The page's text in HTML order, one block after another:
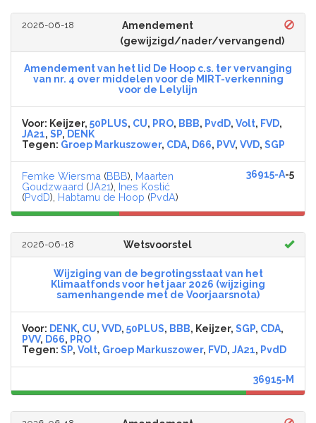
2026-06-18
Amendement
(gewijzigd/nader/vervangend)
Amendement van het lid De Hoop c.s. ter vervanging
van nr. 4 over middelen voor de MIRT-verkenning
voor de Lelylijn
Voor: Keijzer, 50PLUS, CU, PRO, BBB, PvdD, Volt, FVD,
JA21, SP, DENK
Tegen: Groep Markuszower, CDA, D66, PVV, VVD, SGP
Femke Wiersma (BBB), Maarten
Goudzwaard (JA21), Ines Kostić
(PvdD), Habtamu de Hoop (PvdA)
36915-A-5
2026-06-18 Wetsvoorstel
Wijziging van de begrotingsstaat van het
Klimaatfonds voor het jaar 2026 (wijziging
samenhangende met de Voorjaarsnota)
Voor: DENK, CU, VVD, 50PLUS, BBB, Keijzer, SGP, CDA,
PVV, D66, PRO
Tegen: SP, Volt, Groep Markuszower, FVD, JA21, PvdD
36915-M